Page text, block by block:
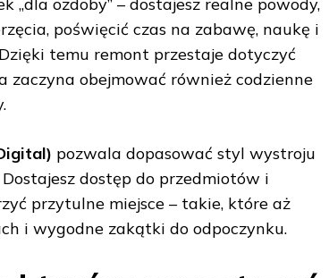
„dla ozdoby” – dostajesz realne powody,
poświęcić czas na zabawę, naukę i
temu remont przestaje dotyczyć
zaczyna obejmować również codzienne
pozwala dopasować styl wystroju
dostęp do przedmiotów i
przytulne miejsce – takie, które aż
i wygodne zakątki do odpoczynku.